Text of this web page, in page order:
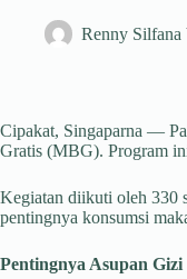
Renny Silfana
Cipakat, Singaparna —
Gratis (MBG). Program
Kegiatan diikuti oleh 330
pentingnya konsumsi
Pentingnya Asupan Gizi